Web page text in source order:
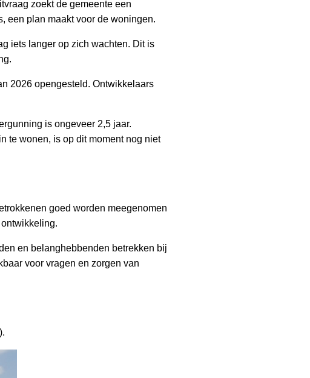
zoekt de gemeente een
een plan maakt voor de woningen.
iets langer op zich wachten. Dit is
2026 opengesteld. Ontwikkelaars
is ongeveer 2,5 jaar.
te wonen, is op dit moment nog niet
goed worden meegenomen
en belanghebbenden betrekken bij
voor vragen en zorgen van